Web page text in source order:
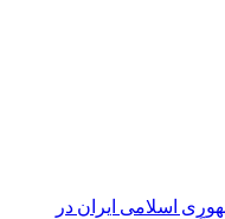
اسلامی ایران در